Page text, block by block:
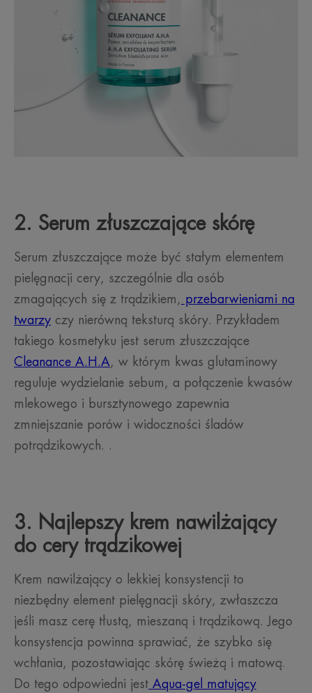
2. Serum złuszczające skórę
Serum złuszczające może być stałym elementem
pielęgnacji cery, szczególnie dla osób
zmagających się z trądzikiem, przebarwieniami na
twarzy czy nierówną teksturą skóry. Przykładem
takiego kosmetyku jest serum złuszczające
Cleanance A.H.A, w którym kwas glutaminowy
reguluje wydzielanie sebum, a połączenie kwasów
mlekowego i bursztynowego zapewnia
zmniejszanie porów i widoczności śladów
potrądzikowych. .
3. Najlepszy krem nawilżający
do cery trądzikowej
Krem nawilżający o lekkiej konsystencji to
niezbędny element pielęgnacji skóry, zwłaszcza
jeśli masz cerę tłustą, mieszaną i trądzikową. Jego
konsystencja powinna sprawiać, że szybko się
wchłania, pozostawiając skórę świeżą i matową.
Do tego odpowiedni jest Aqua-gel matujący